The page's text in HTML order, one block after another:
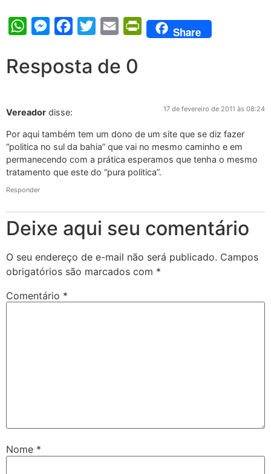
WhatsAppMessengerFacebook
Twitter Email PrintFriendly
Share
Resposta de 0
Vereador disse: 17 de fevereiro de 2011 às 08:24
Por aqui também tem um dono de um site que se diz fazer
“politica no sul da bahia” que vai no mesmo caminho e em
permanecendo com a prática esperamos que tenha o mesmo
tratamento que este do “pura politica”.
Responder
Deixe aqui seu comentário
O seu endereço de e-mail não será publicado. Campos
obrigatórios são marcados com *
Comentário *
Nome *